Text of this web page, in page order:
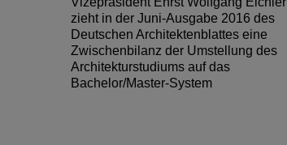
zieht in der Juni-Ausgabe 2016 des
Deutschen Architektenblattes eine
Zwischenbilanz der Umstellung des
Architekturstudiums auf das
Bachelor/Master-System